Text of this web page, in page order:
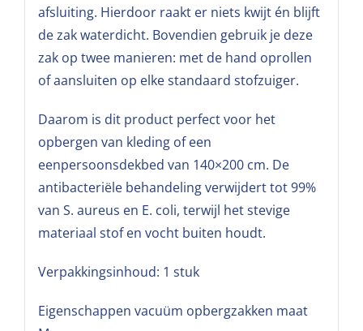
afsluiting. Hierdoor raakt er niets kwijt én blijft
de zak waterdicht. Bovendien gebruik je deze
zak op twee manieren: met de hand oprollen
of aansluiten op elke standaard stofzuiger.
Daarom is dit product perfect voor het
opbergen van kleding of een
eenpersoonsdekbed van 140×200 cm. De
antibacteriële behandeling verwijdert tot 99%
van S. aureus en E. coli, terwijl het stevige
materiaal stof en vocht buiten houdt.
Verpakkingsinhoud: 1 stuk
Eigenschappen vacuüm opbergzakken maat